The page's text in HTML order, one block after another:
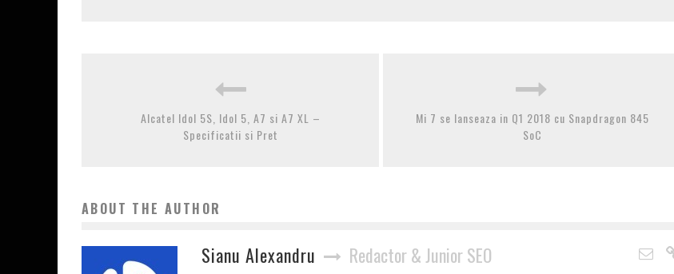
Alcatel Idol 5S, Idol 5, A7 si A7 XL –
Specificatii si Pret
Mi 7 se lanseaza in Q1 2018 cu Snapdragon 845
SoC
ABOUT THE AUTHOR
Sianu Alexandru Redactor & Junior SEO